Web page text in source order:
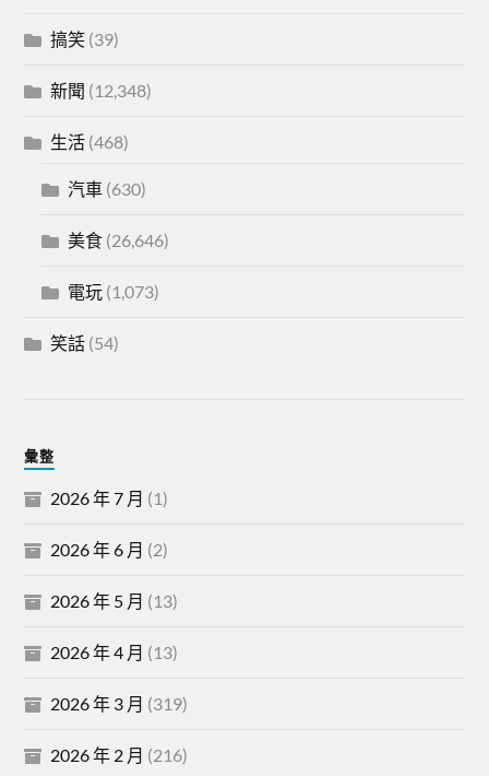
搞笑 (39)
新聞 (12,348)
生活 (468)
汽車 (630)
美食 (26,646)
電玩 (1,073)
笑話 (54)
彙整
2026 年 7 月 (1)
2026 年 6 月 (2)
2026 年 5 月 (13)
2026 年 4 月 (13)
2026 年 3 月 (319)
2026 年 2 月 (216)